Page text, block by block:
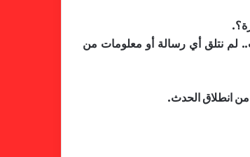
لم نتلق أي رسالة أو معلومات من
من انطلاق الحدث.